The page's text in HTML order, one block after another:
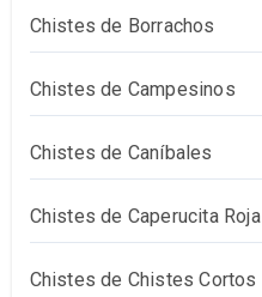
Chistes de Borrachos
Chistes de Campesinos
Chistes de Caníbales
Chistes de Caperucita Roja
Chistes de Chistes Cortos